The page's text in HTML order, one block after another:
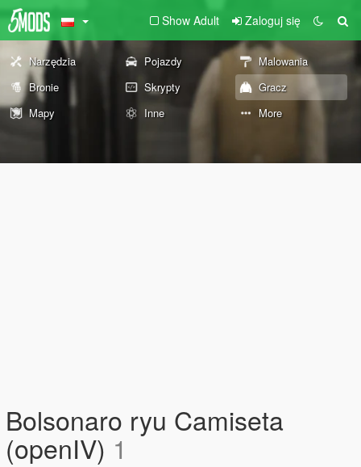
Show Adult Zaloguj się
Narzędzia Pojazdy
Malowania
Bronie
Skrypty
Gracz
Mapy
Inne More
Bolsonaro ryu Camiseta
(openIV) 1